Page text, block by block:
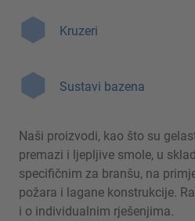
Kruzeri
Sustavi bazena
Naši proizvodi, kao što su
premazi i ljepljive smole, u
specifičnim za branšu, na
požara i lagane konstrukcije.
i o individualnim rješenjima.